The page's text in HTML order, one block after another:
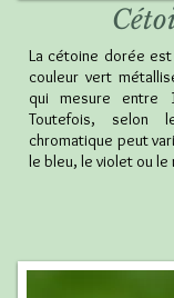
La cétoine dorée
couleur vert
qui mesure
Toutefois, selon
chromatique peut
le bleu, le violet ou le